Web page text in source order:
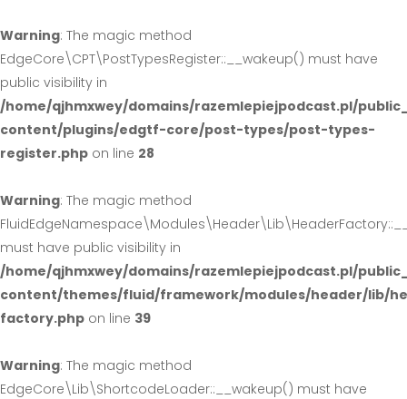
Warning: The magic method
EdgeCore\CPT\PostTypesRegister::__wakeup() must have
public visibility in
/home/qjhmxwey/domains/razemlepiejpodcast.pl/
content/plugins/edgtf-core/post-types/post-types-
register.php on line 28
Warning: The magic method
must have public visibility in
/home/qjhmxwey/domains/razemlepiejpodcast.pl/
content/themes/fluid/framework/modules/header/lib/
factory.php on line 39
Warning: The magic method
EdgeCore\Lib\ShortcodeLoader::__wakeup() must have